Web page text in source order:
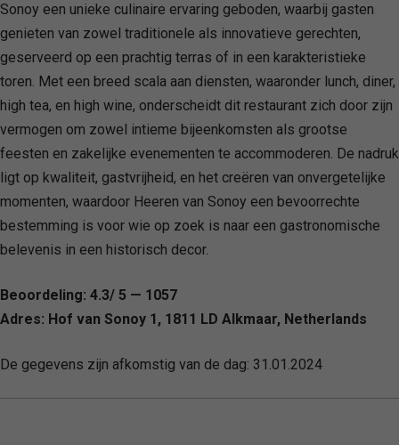
Sonoy een unieke culinaire ervaring geboden, waarbij gasten
genieten van zowel traditionele als innovatieve gerechten,
geserveerd op een prachtig terras of in een karakteristieke
toren. Met een breed scala aan diensten, waaronder lunch, diner,
high tea, en high wine, onderscheidt dit restaurant zich door zijn
vermogen om zowel intieme bijeenkomsten als grootse
feesten en zakelijke evenementen te accommoderen. De nadruk
ligt op kwaliteit, gastvrijheid, en het creëren van onvergetelijke
momenten, waardoor Heeren van Sonoy een bevoorrechte
bestemming is voor wie op zoek is naar een gastronomische
belevenis in een historisch decor.
Beoordeling: 4.3/ 5 — 1057
Adres: Hof van Sonoy 1, 1811 LD Alkmaar, Netherlands
De gegevens zijn afkomstig van de dag: 31.01.2024